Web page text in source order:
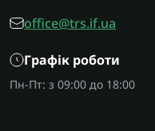
office@trs.if.ua
Графік роботи
Пн-Пт: з 09:00 до 18:00